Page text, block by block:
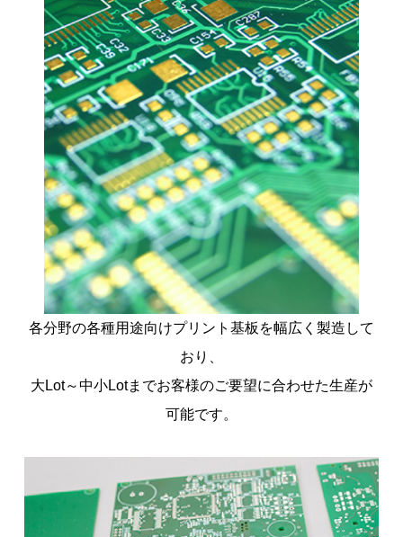
各分野の各種用途向けプリント基板を幅広く製造して
おり、
大Lot～中小Lotまでお客様のご要望に合わせた生産が
可能です。